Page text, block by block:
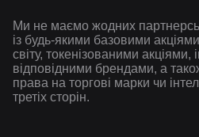
Ми не маємо жодних
із будь-якими базовими
світу, токенізованими акціями,
відповідними брендами, а
права на торгові марки чи
третіх сторін.